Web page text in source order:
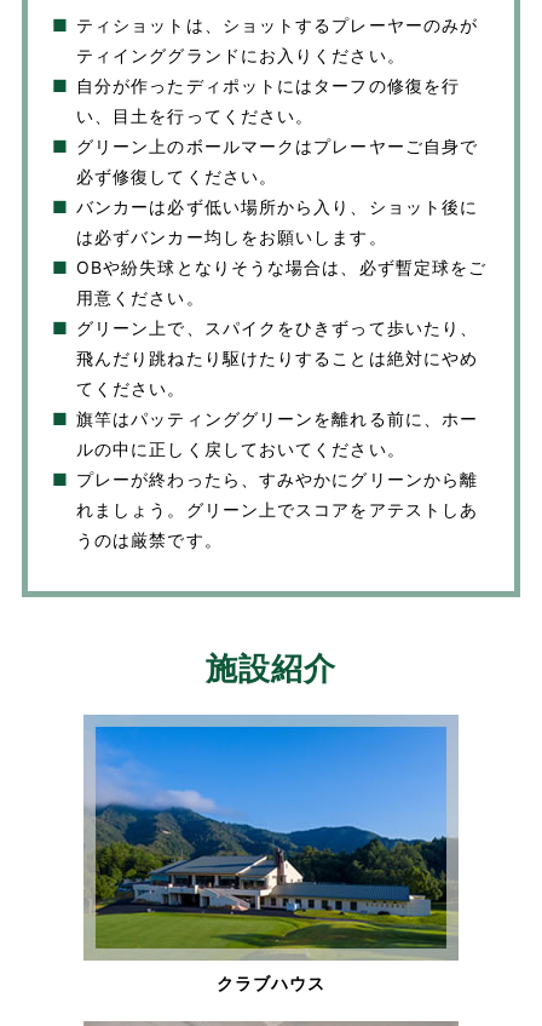
■ ティショットは、ショットするプレーヤーのみが
ティインググランドにお入りください。
■ 自分が作ったディポットにはターフの修復を行
い、目土を行ってください。
■ グリーン上のボールマークはプレーヤーご自身で
必ず修復してください。
■ バンカーは必ず低い場所から入り、ショット後に
は必ずバンカー均しをお願いします。
■ OBや紛失球となりそうな場合は、必ず暫定球をご
用意ください。
■ グリーン上で、スパイクをひきずって歩いたり、
飛んだり跳ねたり駆けたりすることは絶対にやめ
てください。
■ 旗竿はパッティンググリーンを離れる前に、ホー
ルの中に正しく戻しておいてください。
■ プレーが終わったら、すみやかにグリーンから離
れましょう。グリーン上でスコアをアテストしあ
うのは厳禁です。
施設紹介
クラブハウス